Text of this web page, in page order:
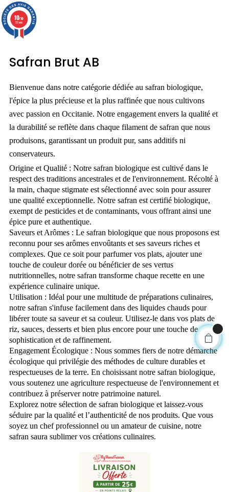
Safran Brut AB
Bienvenue dans notre catégorie dédiée au safran biologique,
l'épice la plus précieuse et la plus raffinée que nous cultivons
avec passion en Occitanie. Notre engagement envers la qualité et
la durabilité se reflète dans chaque filament de safran que nous
produisons, garantissant un produit pur, sans additifs ni
conservateurs.
Origine et Qualité : Notre safran biologique est cultivé dans le
respect des traditions ancestrales et de l'environnement. Récolté à
la main, chaque stigmate est sélectionné avec soin pour assurer
une qualité exceptionnelle. Notre safran est certifié biologique,
exempt de pesticides et de contaminants, vous offrant ainsi une
épice pure et authentique.
Saveurs et Arômes : Le safran biologique que nous proposons est
reconnu pour ses arômes envoûtants et ses saveurs riches et
complexes. Que ce soit pour parfumer vos plats, ajouter une
touche de couleur dorée ou bénéficier de ses vertus
nutritionnelles, notre safran transforme chaque recette en une
expérience culinaire unique.
Utilisation : Idéal pour une multitude de préparations culinaires,
notre safran s'infuse facilement dans des liquides chauds pour
libérer toute sa saveur et sa couleur. Utilisez-le dans vos plats de
riz, sauces, desserts et bien plus encore pour une touche de
sophistication et de raffinement.
Engagement Écologique : Nous sommes fiers de notre démarche
écologique qui privilégie des méthodes de culture durables et
respectueuses de la terre. En choisissant notre safran biologique,
vous soutenez une agriculture respectueuse de l'environnement et
contribuez à préserver notre patrimoine naturel.
Explorez notre sélection de safran biologique et laissez-vous
séduire par la qualité et l’authenticité de nos produits. Que vous
soyez un chef professionnel ou un amateur de cuisine, notre
safran saura sublimer vos créations culinaires.
10/10
33 avis